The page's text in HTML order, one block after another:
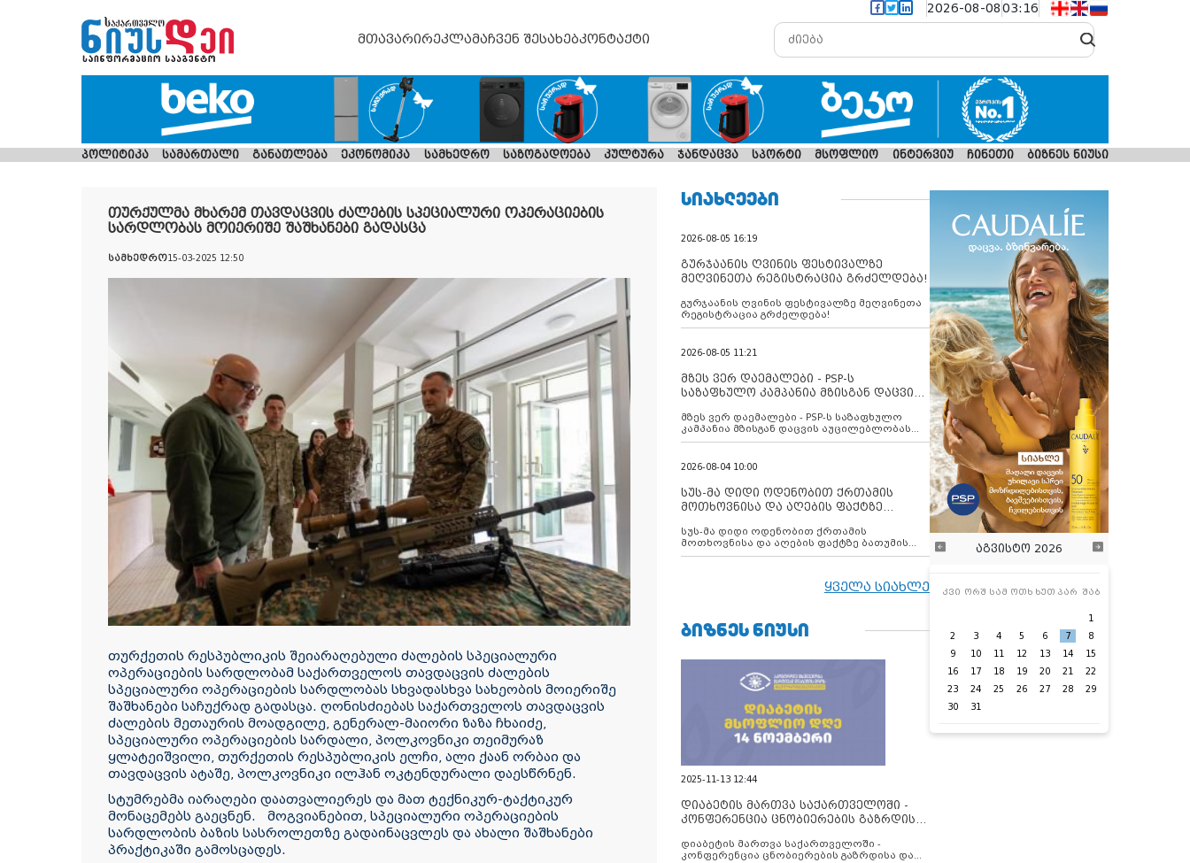
2026-08-0803:16
მთავარირეკლამაჩვენ შესახებკონტაქტი
პოლიტიკა სამართალი განათლება ეკონომიკა სამხედრო საზოგადოება კულტურა ჯანდაცვა სპორტი მსოფლიო ინტერვიუ ჩინეთი ბიზნეს ნიუსი
თურქულმა მხარემ თავდაცვის ძალების სპეციალური ოპერაციების
სარდლობას მოიერიშე შაშხანები გადასცა
სამხედრო15-03-2025 12:50
თურქეთის რესპუბლიკის შეიარაღებული ძალების სპეციალური
ოპერაციების სარდლობამ საქართველოს თავდაცვის ძალების
სპეციალური ოპერაციების სარდლობას სხვადასხვა სახეობის მოიერიშე
შაშხანები საჩუქრად გადასცა. ღონისძიებას საქართველოს თავდაცვის
ძალების მეთაურის მოადგილე, გენერალ-მაიორი ზაზა ჩხაიძე,
სპეციალური ოპერაციების სარდალი, პოლკოვნიკი თეიმურაზ
ყლატეიშვილი, თურქეთის რესპუბლიკის ელჩი, ალი ქაან ორბაი და
თავდაცვის ატაშე, პოლკოვნიკი ილჰან ოკტენდურალი დაესწრნენ.
სტუმრებმა იარაღები დაათვალიერეს და მათ ტექნიკურ-ტაქტიკურ
მონაცემებს გაეცნენ. მოგვიანებით, სპეციალური ოპერაციების
სარდლობის ბაზის სასროლეთზე გადაინაცვლეს და ახალი შაშხანები
პრაქტიკაში გამოსცადეს.
ᲡᲘᲐᲮᲚᲔᲔᲑᲘ
2026-08-05 16:19
გურჯაანის ღვინის ფესტივალზე
მეღვინეთა რეგისტრაცია გრძელდება!
გურჯაანის ღვინის ფესტივალზე მეღვინეთა
რეგისტრაცია გრძელდება!
2026-08-05 11:21
მზეს ვერ დაემალები - PSP-ს
საზაფხულო კამპანია მზისგან დაცვის
მზეს ვერ დაემალები - PSP-ს საზაფხულო
კამპანია მზისგან დაცვის აუცილებლობას
გვახსენებს
2026-08-04 10:00
სუს-მა დიდი ოდენობით ქრთამის
მოთხოვნისა და აღების ფაქტზე
დააკავა
სუს-მა დიდი ოდენობით ქრთამის
მოთხოვნისა და აღების ფაქტზე ბათუმის
მერიის თანამშრომელი დააკავა
ყველა სიახლე
ᲑᲘᲖᲜᲔᲡ ᲜᲘᲣᲡᲘ
2025-11-13 12:44
დიაბეტის მართვა საქართველოში -
კონფერენცია ცნობიერების გაზრდისა
დიაბეტის მართვა საქართველოში -
კონფერენცია ცნობიერების გაზრდისა და
აგვისტო 2026
კვი ორშ სამ ოთხ ხუთ პარ შაბ
1
2
3 4 5 6 7
8
9
10 11 12 13 14
15
16
17 18 19 20 21
22
23
24 25 26 27 28
29
30
31